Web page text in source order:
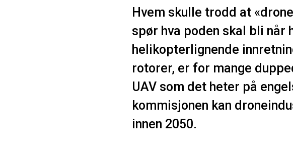
Hvem skulle trodd at
spør hva poden skal bli
helikopterlignende
rotorer, er for mange
UAV som det heter på
kommisjonen kan
innen 2050.